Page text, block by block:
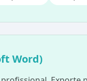
Word)